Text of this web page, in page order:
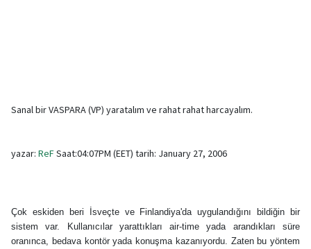
Sanal bir VASPARA (VP) yaratalım ve rahat rahat harcayalım.
yazar: ReFSaat:04:07PM (EET) tarih: January 27, 2006
Çok eskiden beri İsveçte ve Finlandiya'da uygulandığını bildiğin bir
sistem var. Kullanıcılar yarattıkları air-time yada arandıkları süre
oranınca, bedava kontör yada konuşma kazanıyordu. Zaten bu yöntem